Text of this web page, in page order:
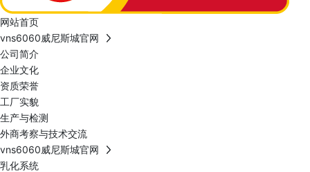
网站首页
vns6060威尼斯城官网
公司简介
企业文化
资质荣誉
工厂实貌
生产与检测
外商考察与技术交流
vns6060威尼斯城官网
乳化系统